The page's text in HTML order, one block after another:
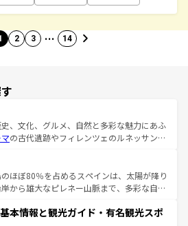
2 3 … 14
、文化、グルメ、自然と多彩な魅力にあふ
の古代遺跡やフィレンツェのルネッサンス
ナの美しい田園風景やアマルフィ海岸の絶
観も見逃せない。観光の合間には、本場の
ど、絶品のイタリア料理を堪能することも
タリアで、忘れられない旅をしてみよう！
ほぼ80％を占めるスペインは、太陽が降り
から雄大なピレネー山脈まで、多彩な自然
の国では、情熱的なフラメンコ、熱気あふ
本情報と観光ガイド・有名観光スポ